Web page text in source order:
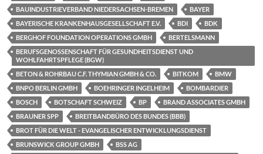
BAUINDUSTRIEVERBAND NIEDERSACHSEN-BREMEN
BAYER
BAYERISCHE KRANKENHAUSGESELLSCHAFT E.V.
BDI
BDK
BERGHOF FOUNDATION OPERATIONS GMBH
BERTELSMANN
BERUFSGENOSSENSCHAFT FÜR GESUNDHEITSDIENST UND
WOHLFAHRTSPFLEGE (BGW)
BETON & ROHRBAU C.F. THYMIAN GMBH & CO.
BITKOM
BMW
BNPO BERLIN GMBH
BOEHRINGER INGELHEIM
BOMBARDIER
BOSCH
BOTSCHAFT SCHWEIZ BP
BRAND ASSOCIATES GMBH
BRAUNER SPP
BREITBANDBÜRO DES BUNDES (BBB)
BROT FÜR DIE WELT - EVANGELISCHER ENTWICKLUNGSDIENST
BRUNSWICK GROUP GMBH
BSS AG